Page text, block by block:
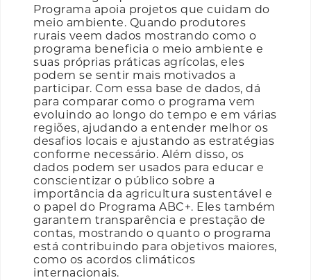
Programa apoia projetos que cuidam do
meio ambiente. Quando produtores
rurais veem dados mostrando como o
programa beneficia o meio ambiente e
suas próprias práticas agrícolas, eles
podem se sentir mais motivados a
participar. Com essa base de dados, dá
para comparar como o programa vem
evoluindo ao longo do tempo e em várias
regiões, ajudando a entender melhor os
desafios locais e ajustando as estratégias
conforme necessário. Além disso, os
dados podem ser usados para educar e
conscientizar o público sobre a
importância da agricultura sustentável e
o papel do Programa ABC+. Eles também
garantem transparência e prestação de
contas, mostrando o quanto o programa
está contribuindo para objetivos maiores,
como os acordos climáticos
internacionais.